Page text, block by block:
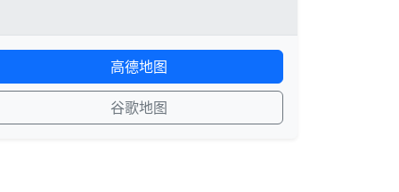
高德地图
谷歌地图